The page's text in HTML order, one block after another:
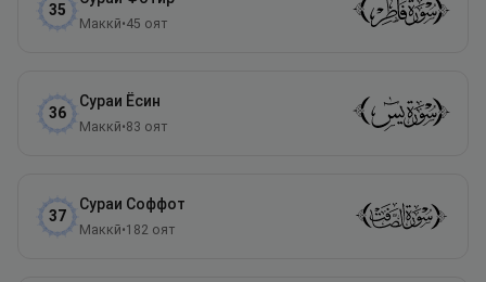
35
Маккӣ•45 оят
36
Сураи Ёсин
Маккӣ•83 оят
37
Сураи Соффот
Маккӣ•182 оят